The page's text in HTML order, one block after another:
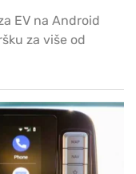
EV na Android
za više od